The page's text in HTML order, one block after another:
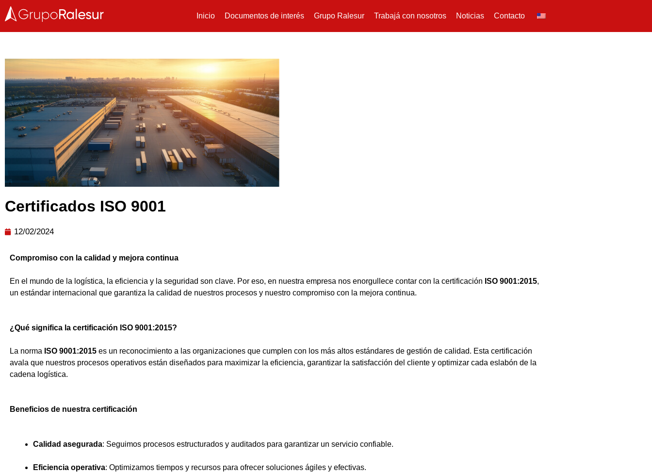
Inicio Documentos de interés Grupo Ralesur Trabajá con nosotros Noticias Contacto
Certificados ISO 9001
12/02/2024
Compromiso con la calidad y mejora continua
En el mundo de la logística, la eficiencia y la seguridad son clave. Por eso, en nuestra empresa nos enorgullece contar con la certificación ISO 9001:2015,
un estándar internacional que garantiza la calidad de nuestros procesos y nuestro compromiso con la mejora continua.
¿Qué significa la certificación ISO 9001:2015?
La norma ISO 9001:2015 es un reconocimiento a las organizaciones que cumplen con los más altos estándares de gestión de calidad. Esta certificación
avala que nuestros procesos operativos están diseñados para maximizar la eficiencia, garantizar la satisfacción del cliente y optimizar cada eslabón de la
cadena logística.
Beneficios de nuestra certificación
Calidad asegurada: Seguimos procesos estructurados y auditados para garantizar un servicio confiable.
Eficiencia operativa: Optimizamos tiempos y recursos para ofrecer soluciones ágiles y efectivas.